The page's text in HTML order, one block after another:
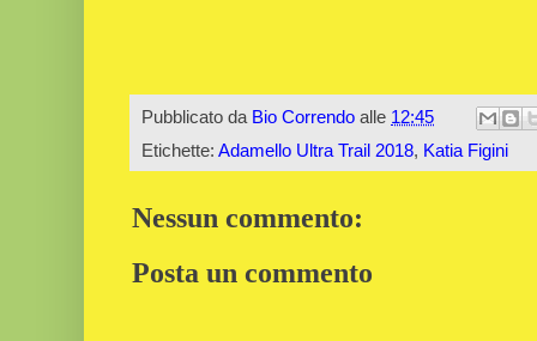
Pubblicato da Bio Correndo alle 12:45
Etichette: Adamello Ultra Trail 2018, Katia Figini
Nessun commento:
Posta un commento